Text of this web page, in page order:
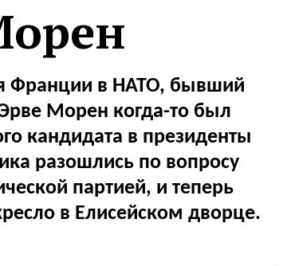
Франции в НАТО, бывший
Морeн когда-то был
кандидата в президенты
разошлись по вопросу
партией, и теперь
в Елисейском дворце.